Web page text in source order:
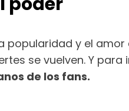
popularidad y el
se vuelven. Y
de los fans.